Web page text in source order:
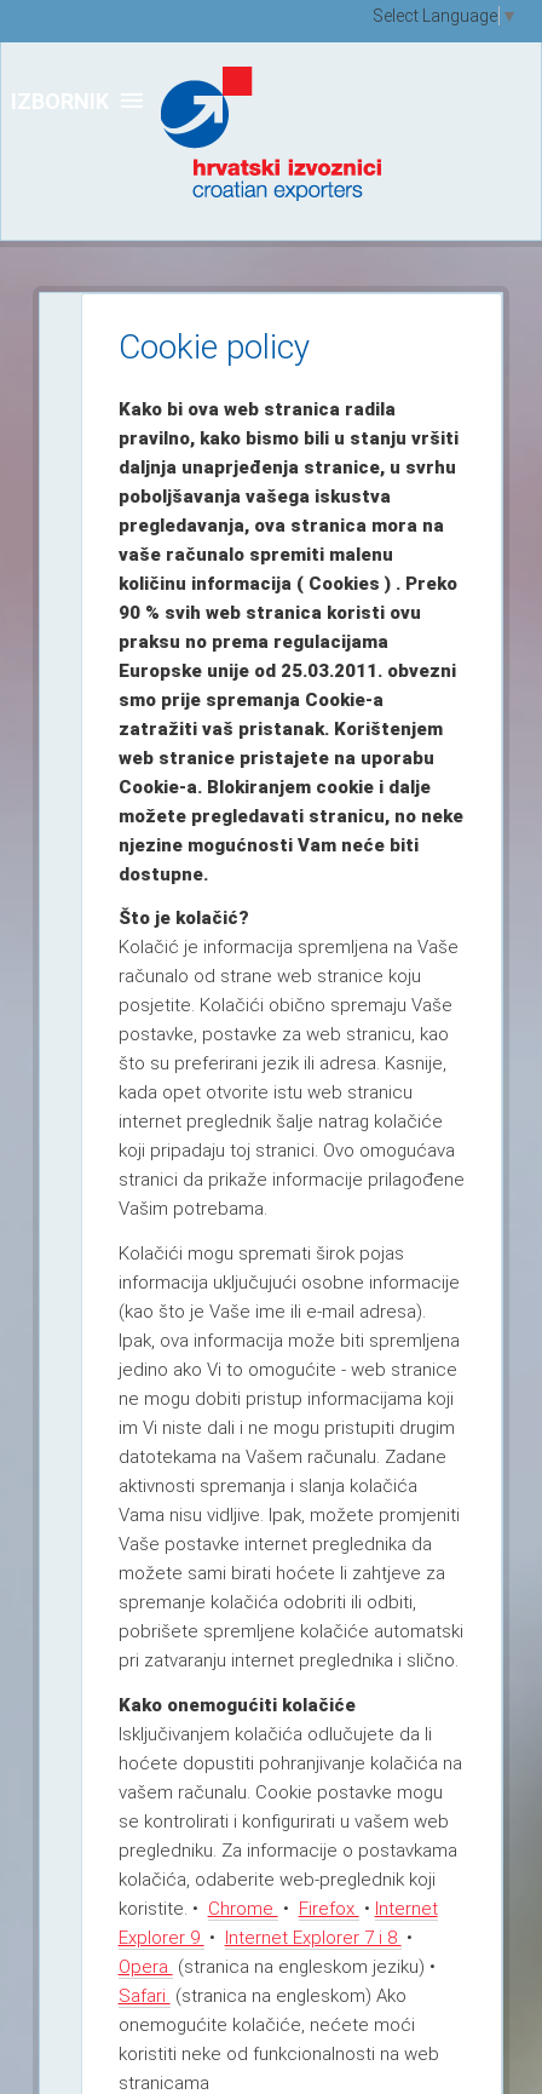
IZBORNIK
Select Language ▼
Cookie policy
Kako bi ova web stranica radila
pravilno, kako bismo bili u stanju vršiti
daljnja unaprjeđenja stranice, u svrhu
poboljšavanja vašega iskustva
pregledavanja, ova stranica mora na
vaše računalo spremiti malenu
količinu informacija ( Cookies ) . Preko
90 % svih web stranica koristi ovu
praksu no prema regulacijama
Europske unije od 25.03.2011. obvezni
smo prije spremanja Cookie-a
zatražiti vaš pristanak. Korištenjem
web stranice pristajete na uporabu
Cookie-a. Blokiranjem cookie i dalje
možete pregledavati stranicu, no neke
njezine mogućnosti Vam neće biti
dostupne.
Što je kolačić?
Kolačić je informacija spremljena na Vaše
računalo od strane web stranice koju
posjetite. Kolačići obično spremaju Vaše
postavke, postavke za web stranicu, kao
što su preferirani jezik ili adresa. Kasnije,
kada opet otvorite istu web stranicu
internet preglednik šalje natrag kolačiće
koji pripadaju toj stranici. Ovo omogućava
stranici da prikaže informacije prilagođene
Vašim potrebama.
Kolačići mogu spremati širok pojas
informacija uključujući osobne informacije
(kao što je Vaše ime ili e-mail adresa).
Ipak, ova informacija može biti spremljena
jedino ako Vi to omogućite - web stranice
ne mogu dobiti pristup informacijama koji
im Vi niste dali i ne mogu pristupiti drugim
datotekama na Vašem računalu. Zadane
aktivnosti spremanja i slanja kolačića
Vama nisu vidljive. Ipak, možete promjeniti
Vaše postavke internet preglednika da
možete sami birati hoćete li zahtjeve za
spremanje kolačića odobriti ili odbiti,
pobrišete spremljene kolačiće automatski
pri zatvaranju internet preglednika i slično.
Kako onemogućiti kolačiće
Isključivanjem kolačića odlučujete da li
hoćete dopustiti pohranjivanje kolačića na
vašem računalu. Cookie postavke mogu
se kontrolirati i konfigurirati u vašem web
pregledniku. Za informacije o postavkama
kolačića, odaberite web-preglednik koji
koristite. • Chrome • Firefox • Internet
Explorer 9 • Internet Explorer 7 i 8 •
Opera (stranica na engleskom jeziku) •
Safari (stranica na engleskom) Ako
onemogućite kolačiće, nećete moći
koristiti neke od funkcionalnosti na web
stranicama